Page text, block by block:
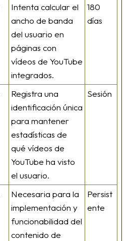
Intenta calcular el
ancho de banda
del usuario en
páginas con
vídeos de YouTube
integrados.
180
días
Registra una
identificación única
para mantener
estadísticas de
qué vídeos de
YouTube ha visto
el usuario.
Sesión
Necesaria para la
implementación y
funcionabilidad del
contenido de
Persist
ente